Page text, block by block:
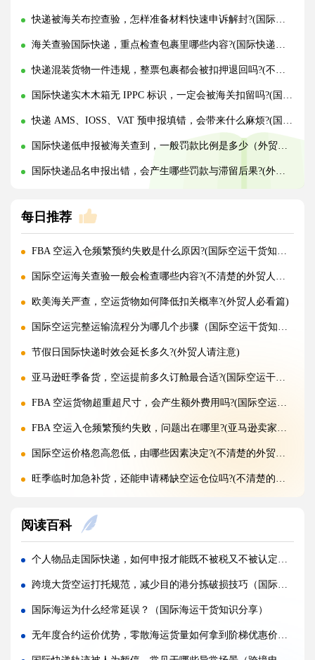
快递被海关布控查验，怎样准备材料快速申诉解封?(国际快递干货知识分享)
海关查验国际快递，重点检查包裹里哪些内容?(国际快递干货知识分享)
快递混装货物一件违规，整票包裹都会被扣押退回吗?(不清楚的外贸人看过来)
国际快递实木木箱无 IPPC 标识，一定会被海关扣留吗?(国际快递干货知识分享)
快递 AMS、IOSS、VAT 预申报填错，会带来什么麻烦?(国际快递干货知识分享)
国际快递低申报被海关查到，一般罚款比例是多少（外贸人请注意）
国际快递品名申报出错，会产生哪些罚款与滞留后果?(外贸人请注意)
每日推荐
FBA 空运入仓频繁预约失败是什么原因?(国际空运干货知识分享)
国际空运海关查验一般会检查哪些内容?(不清楚的外贸人看过来)
欧美海关严查，空运货物如何降低扣关概率?(外贸人必看篇)
国际空运完整运输流程分为哪几个步骤（国际空运干货知识分享）
节假日国际快递时效会延长多久?(外贸人请注意)
亚马逊旺季备货，空运提前多久订舱最合适?(国际空运干货知识分享)
FBA 空运货物超重超尺寸，会产生额外费用吗?(国际空运干货知识分享)
FBA 空运入仓频繁预约失败，问题出在哪里?(亚马逊卖家请注意)
国际空运价格忽高忽低，由哪些因素决定?(不清楚的外贸人看过来)
旺季临时加急补货，还能申请稀缺空运仓位吗?(不清楚的外贸人看过来)
实木托盘无 IPPC 标识，空运落地除销毁外有哪些整改方式(国际空运干货知识分享)
空运到仓长期不上架，如何区分物流延误与亚马逊仓内拥堵?(国际空运干货知识分享)
美仓热门地址，空派派送经常拒收该怎么处理（不清楚的跨境卖家看过来）
海关认定货值偏高征税，有合规申诉减免税费的办法吗（国际快递干货知识分享）
国际快递包装做错直接破损（跨境发货包装指南）
国际快递虚报货值有什么后果（海关处罚细则科普）
阅读百科
个人物品走国际快递，如何申报才能既不被税又不被认定低报（国际快递干货知识分享）
跨境大货空运打托规范，减少目的港分拣破损技巧（国际空运干货知识分享）
国际海运为什么经常延误？（国际海运干货知识分享）
无年度合约运价优势，零散海运货量如何拿到阶梯优惠价（国际海运干货知识分享）